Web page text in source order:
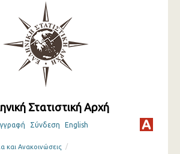
Στατιστική Αρχή
Σύνδεση English
και Ανακοινώσεις /